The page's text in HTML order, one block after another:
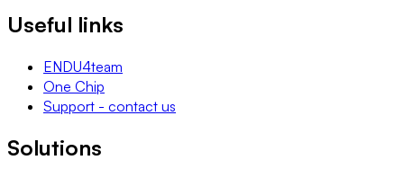
Useful links
ENDU4team
One Chip
Support - contact us
Solutions